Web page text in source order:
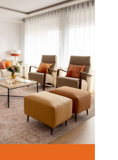
juventud